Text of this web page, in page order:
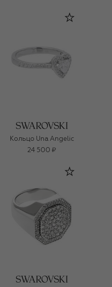
Кольцо Una Angelic
24 500 ₽